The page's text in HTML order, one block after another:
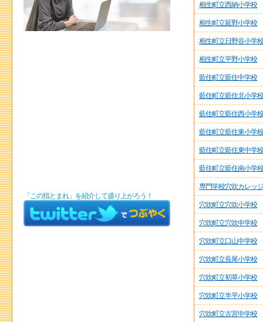
相生町立西納小学校
相生町立延野小学校
相生町立日野谷小学校
相生町立平野小学校
藍住町立藍住中学校
藍住町立藍住北小学校
藍住町立藍住西小学校
藍住町立藍住東小学校
藍住町立藍住東中学校
藍住町立藍住南小学校
専門学校穴吹カレッジ
穴吹町立穴吹小学校
穴吹町立穴吹中学校
穴吹町立口山中学校
穴吹町立長尾小学校
穴吹町立初草小学校
穴吹町立半平小学校
穴吹町立古宮中学校
「この指とまれ」を紹介して盛り上がろう！